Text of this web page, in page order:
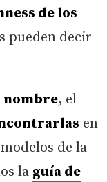
de los
pueden decir
, el
en
de la
la guía de